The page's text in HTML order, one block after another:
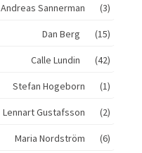
Andreas Sannerman (3)
Dan Berg (15)
Calle Lundin (42)
Stefan Hogeborn (1)
Lennart Gustafsson (2)
Maria Nordström (6)